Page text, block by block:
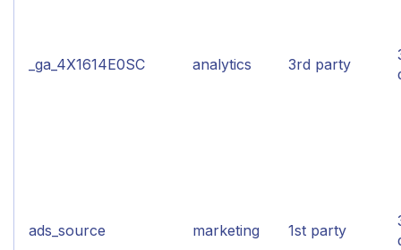
_ga_4X1614E0SC analytics 3rd party
ads_source marketing 1st party